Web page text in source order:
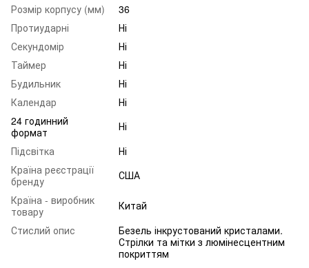
Розмір корпусу (мм)
36
Протиударні
Ні
Секундомір
Ні
Таймер
Ні
Будильник
Ні
Календар
Ні
24 годинний
формат
Ні
Підсвітка
Ні
Країна реєстрації
бренду
США
Країна - виробник
товару
Китай
Стислий опис
Безель інкрустований кристалами.
Стрілки та мітки з люмінесцентним
покриттям